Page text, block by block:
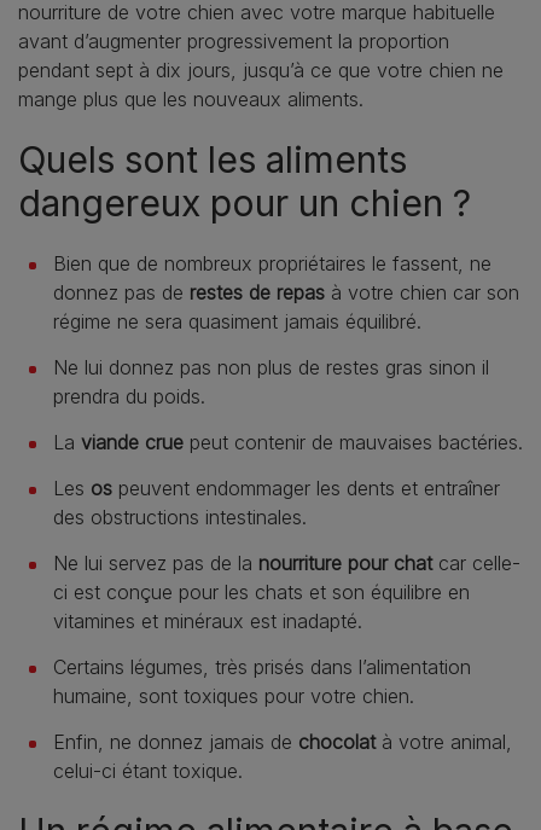
nourriture de votre chien avec votre marque habituelle
avant d’augmenter progressivement la proportion
pendant sept à dix jours, jusqu’à ce que votre chien ne
mange plus que les nouveaux aliments.
Quels sont les aliments
dangereux pour un chien ?
Bien que de nombreux propriétaires le fassent, ne
donnez pas de restes de repas à votre chien car son
régime ne sera quasiment jamais équilibré.
Ne lui donnez pas non plus de restes gras sinon il
prendra du poids.
La viande crue peut contenir de mauvaises bactéries.
Les os peuvent endommager les dents et entraîner
des obstructions intestinales.
Ne lui servez pas de la nourriture pour chatcar celle-
ci est conçue pour les chats et son équilibre en
vitamines et minéraux est inadapté.
Certains légumes, très prisés dans l’alimentation
humaine, sont toxiques pour votre chien.
Enfin, ne donnez jamais de chocolatà votre animal,
celui-ci étant toxique.